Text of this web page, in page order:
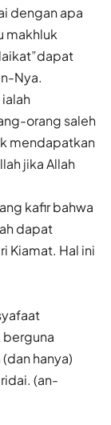
dengan apa
makhluk
Nya.
orang saleh
mendapatkan
jika Allah
kafir bahwa
dapat
Kiamat. Hal ini
hanya)
(an-